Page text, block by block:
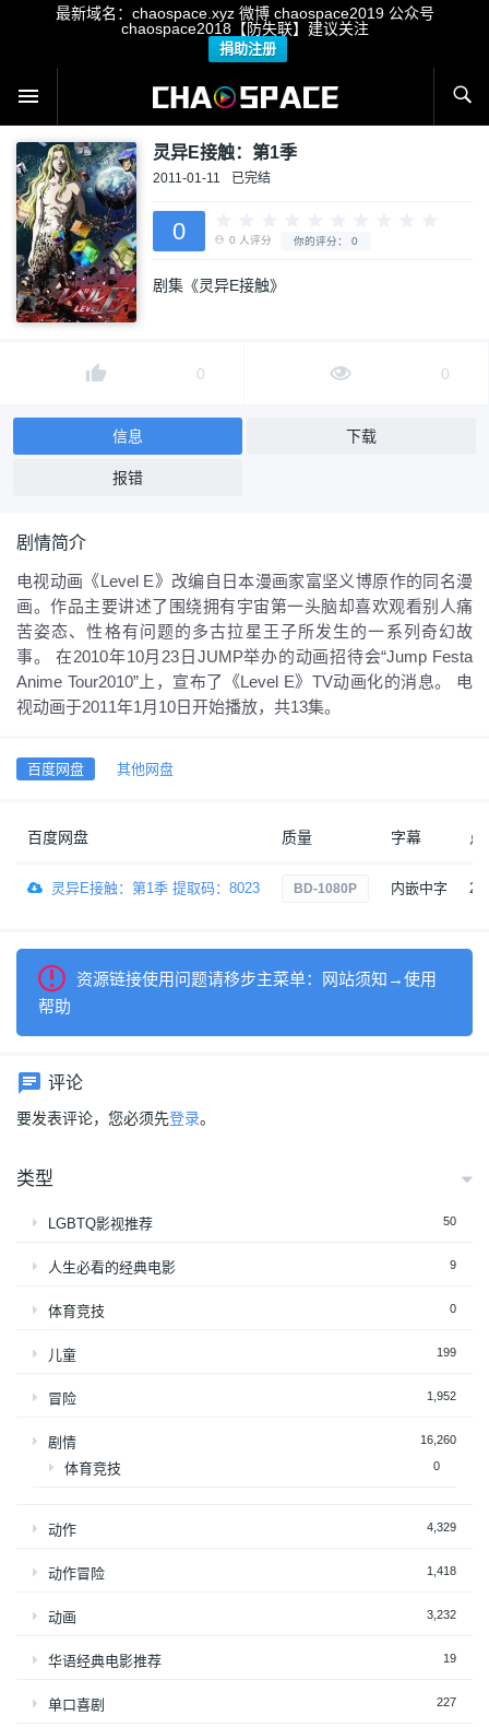
最新域名：chaospace.xyz 微博 chaospace2019 公众号
chaospace2018【防失联】建议关注
捐助注册
灵异E接触：第1季
2011-01-11 已完结
0
剧集《灵异E接触》
0 0
信息 下载
报错
剧情简介
电视动画《Level E》改编自日本漫画家富坚义博原作的同名漫
画。作品主要讲述了围绕拥有宇宙第一头脑却喜欢观看别人痛
苦姿态、性格有问题的多古拉星王子所发生的一系列奇幻故
事。 在2010年10月23日JUMP举办的动画招待会“Jump Festa
Anime Tour2010”上，宣布了《Level E》TV动画化的消息。 电
视动画于2011年1月10日开始播放，共13集。
百度网盘 其他网盘
百度网盘 质量 字幕 点
灵异E接触：第1季 提取码：8023 BD-1080P 内嵌中字 20
资源链接使用问题请移步主菜单：网站须知→使用
帮助
评论
要发表评论，您必须先登录。
类型
LGBTQ影视推荐 50
人生必看的经典电影 9
体育竞技 0
儿童 199
冒险 1,952
剧情 16,260
体育竞技 0
动作 4,329
动作冒险 1,418
动画 3,232
华语经典电影推荐 19
单口喜剧 227